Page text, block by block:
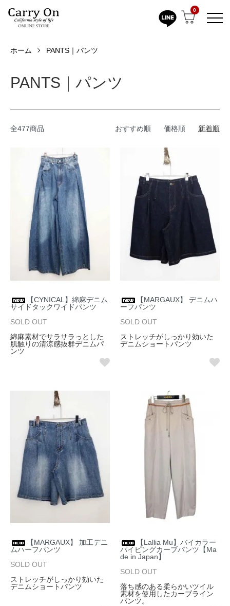
0
ホーム PANTS｜パンツ
PANTS｜パンツ
全477商品 おすすめ順 価格順 新着順
【CYNICAL】綿麻デニム
サイドタックワイドパンツ
SOLD OUT
綿麻素材でサラサラっとした
肌触りの清涼感抜群デニムパ
ンツ
【MARGAUX】 デニムハ
ーフパンツ
SOLD OUT
ストレッチがしっかり効いた
デニムショートパンツ
【MARGAUX】 加工デニ
ムハーフパンツ
SOLD OUT
ストレッチがしっかり効いた
デニムショートパンツ
【Lallia Mu】バイカラー
パイピングカーブパンツ【Ma
de in Japan】
SOLD OUT
落ち感のある柔らかいツイル
素材を使用したカーブライン
パンツ。